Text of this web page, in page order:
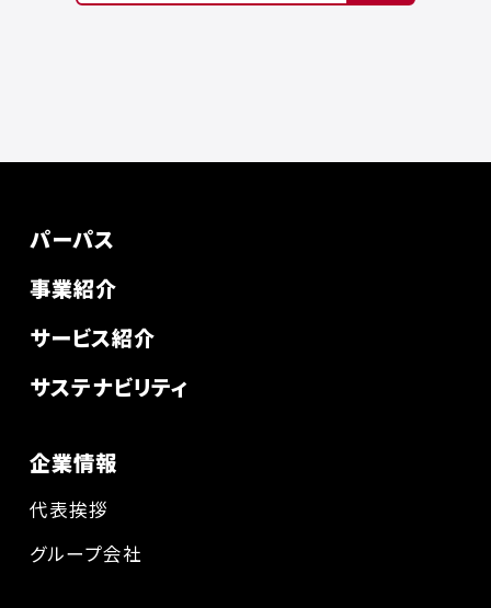
パーパス
事業紹介
サービス紹介
サステナビリティ
企業情報
代表挨拶
グループ会社